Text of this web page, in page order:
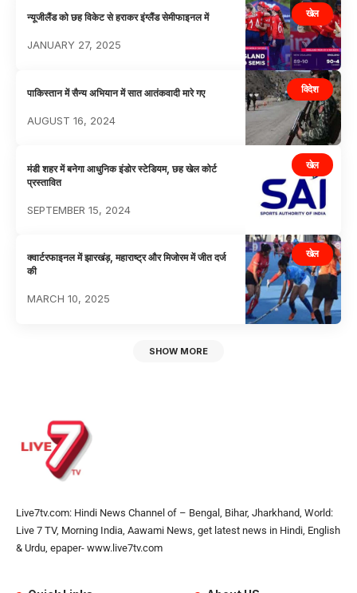
खेल
न्यूजीलैंड को छह विकेट से हराकर इंग्लैंड सेमीफाइनल में
JANUARY 27, 2025
विदेश
पाकिस्तान में सैन्य अभियान में सात आतंकवादी मारे गए
AUGUST 16, 2024
खेल
मंडी शहर में बनेगा आधुनिक इंडोर स्टेडियम, छह खेल कोर्ट
प्रस्तावित
SEPTEMBER 15, 2024
खेल
क्वार्टरफाइनल में झारखंड़, महाराष्ट्र और मिजोरम में जीत दर्ज
की
MARCH 10, 2025
SHOW MORE
Live7tv.com: Hindi News Channel of – Bengal, Bihar, Jharkhand, World:
Live 7 TV, Morning India, Aawami News, get latest news in Hindi, English
& Urdu, epaper- www.live7tv.com